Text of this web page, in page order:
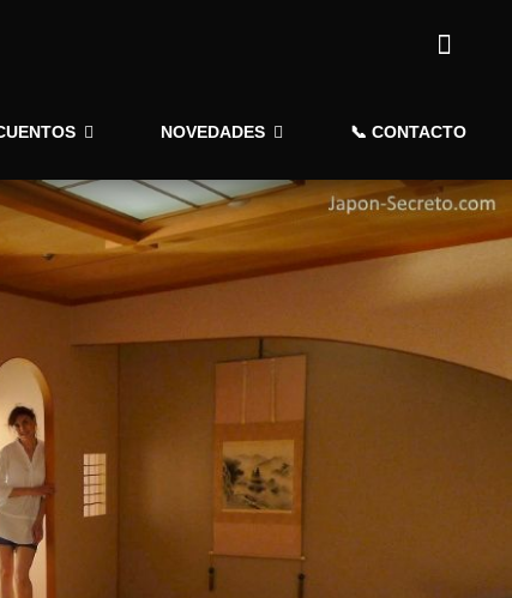
NOVEDADES 📞 CONTACTO